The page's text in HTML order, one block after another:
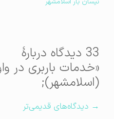
33 دیدگاه دربارهٔ
«خدمات باربری در واوان
(اسلامشهر);
ناوبری
→ دیدگاه‌های قدیمی‌تر